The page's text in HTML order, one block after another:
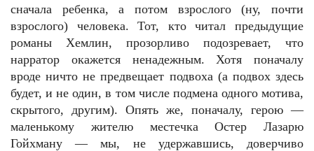
сначала ребенка, а потом взрослого (ну, почти
взрослого) человека. Тот, кто читал предыдущие
романы Хемлин, прозорливо подозревает, что
нарратор окажется ненадежным. Хотя поначалу
вроде ничто не предвещает подвоха (а подвох здесь
будет, и не один, в том числе подмена одного мотива,
скрытого, другим). Опять же, поначалу, герою —
маленькому жителю местечка Остер Лазарю
Гойхману — мы, не удержавшись, доверчиво